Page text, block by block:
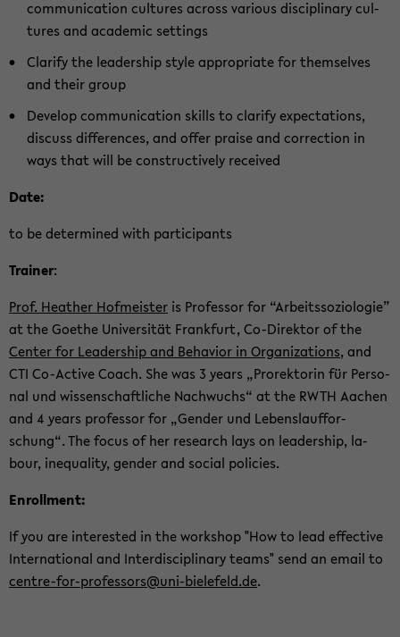
com­mu­ni­ca­ti­on cul­tu­res across va­rious disci­pli­na­ry cul­
tu­res and aca­de­mic set­tings
Cla­ri­fy the lea­der­ship style ap­pro­pria­te for them­sel­ves
and their group
De­ve­lop com­mu­ni­ca­ti­on skills to cla­ri­fy ex­pec­ta­ti­ons,
dis­cuss dif­fe­ren­ces, and offer prai­se and cor­rec­tion in
ways that will be con­st­ruc­tive­ly re­cei­ved
Date:
to be de­ter­mi­ned with par­ti­ci­pants
Trai­ner:
Prof. Hea­ther Hof­meis­ter is Pro­fes­sor for “Ar­beits­so­zio­lo­gie”
at the Goe­the Uni­ver­si­tät Frank­furt, Co-​Direktor of the
Cen­ter for Lea­der­ship and Be­ha­vi­or in Or­ga­niza­ti­ons, and
CTI Co-​Active Coach. She was 3 years „Pro­rek­to­rin für Per­so­
nal und wis­sen­schaft­li­che Nach­wuchs“ at the RWTH Aa­chen
and 4 years pro­fes­sor for „Gen­der und Le­bens­lauf­for­
schung“. The focus of her re­se­arch lays on lea­der­ship, la­
bour, ine­qua­li­ty, gen­der and so­cial po­li­ci­es.
En­roll­ment:
If you are in­te­rested in the work­shop "How to lead ef­fec­ti­ve
In­ter­na­tio­nal and In­ter­di­sci­pli­na­ry teams" send an email to
centre-​for-professors@uni-​bielefeld.de.